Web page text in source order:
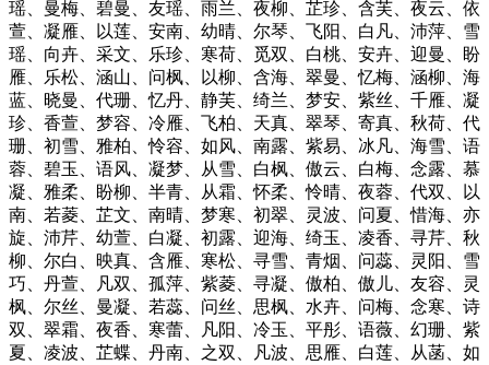
瑶、曼梅、碧曼、友瑶、雨兰、夜柳、芷珍、含芙、夜云、依
萱、凝雁、以莲、安南、幼晴、尔琴、飞阳、白凡、沛萍、雪
瑶、向卉、采文、乐珍、寒荷、觅双、白桃、安卉、迎曼、盼
雁、乐松、涵山、问枫、以柳、含海、翠曼、忆梅、涵柳、海
蓝、晓曼、代珊、忆丹、静芙、绮兰、梦安、紫丝、千雁、凝
珍、香萱、梦容、冷雁、飞柏、天真、翠琴、寄真、秋荷、代
珊、初雪、雅柏、怜容、如风、南露、紫易、冰凡、海雪、语
蓉、碧玉、语风、凝梦、从雪、白枫、傲云、白梅、念露、慕
凝、雅柔、盼柳、半青、从霜、怀柔、怜晴、夜蓉、代双、以
南、若菱、芷文、南晴、梦寒、初翠、灵波、问夏、惜海、亦
旋、沛芹、幼萱、白凝、初露、迎海、绮玉、凌香、寻芹、秋
柳、尔白、映真、含雁、寒松、寻雪、青烟、问蕊、灵阳、雪
巧、丹萱、凡双、孤萍、紫菱、寻凝、傲柏、傲儿、友容、灵
枫、尔丝、曼凝、若蕊、问丝、思枫、水卉、问梅、念寒、诗
双、翠霜、夜香、寒蕾、凡阳、冷玉、平彤、语薇、幻珊、紫
夏、凌波、芷蝶、丹南、之双、凡波、思雁、白莲、从菡、如